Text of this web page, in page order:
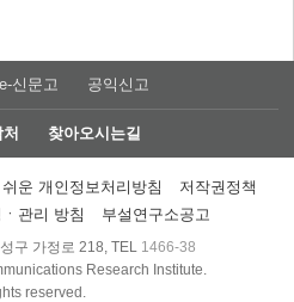
e-신문고 공익신고
찾아오시는길
운 개인정보처리방침
저작권정책
관리 방침
부설연구소공고
구 가정로 218, TEL 1466-38
Research Institute.
reserved.